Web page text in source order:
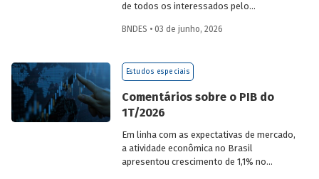
de todos os interessados pelo
sua prestação de contas. O documento
principais resultados, os impactos de sua
atuação no ano, e mostra como o BNDES
consistente e sólida, mesmo diante de
cenários desafiadores.
BNDES • 03 de junho, 2026
Estudos especiais
Comentários sobre o PIB do
1T/2026
Em linha com as expectativas de mercado,
a atividade econômica no Brasil
apresentou crescimento de 1,1% no